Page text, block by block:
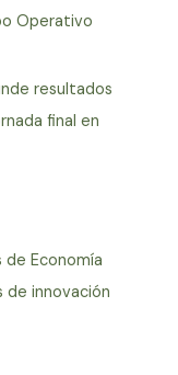
Operativo
resultados
final en
de Economía
de innovación